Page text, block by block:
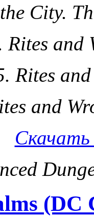
City.
Rites and
Rites
and
Скачать
(DC